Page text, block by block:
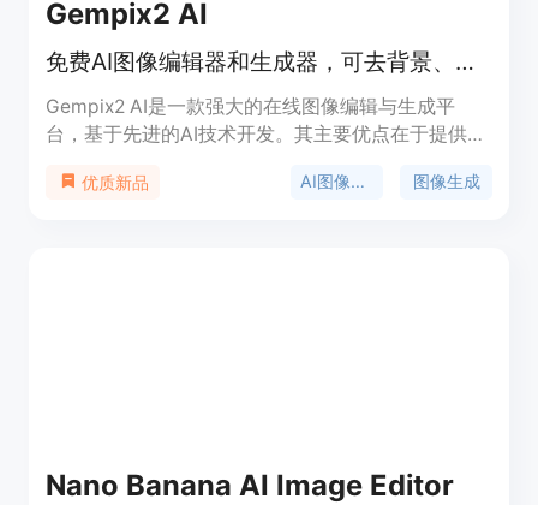
Gempix2 AI
免费AI图像编辑器和生成器，可去背景、提升画质、生成AI艺术图像。
Gempix2 AI是一款强大的在线图像编辑与生成平
台，基于先进的AI技术开发。其主要优点在于提供丰
还提供可选付费计划。平台定位为满足用户从简单到
优质新品 AI图像编辑 图像生成
Nano Banana AI Image Editor